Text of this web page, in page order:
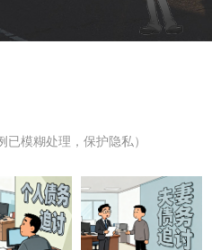
模糊处理，保护隐私）